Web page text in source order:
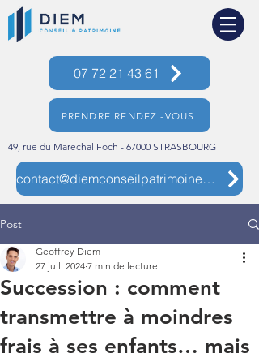
07 72 21 43 61
PRENDRE RENDEZ -VOUS
49, rue du Marechal Foch - 67000 STRASBOURG
contact@diemconseilpatrimoine.com
Post
Succession : comment
transmettre à moindres
frais à ses enfants… mais
Geoffrey Diem
27 juil. 2024 7 min de lecture